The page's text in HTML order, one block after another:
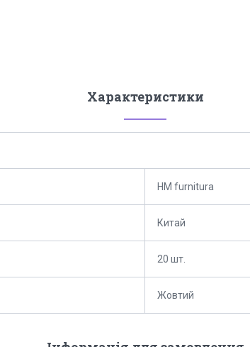
Характеристики
HM furnitura
Китай
20 шт.
Жовтий